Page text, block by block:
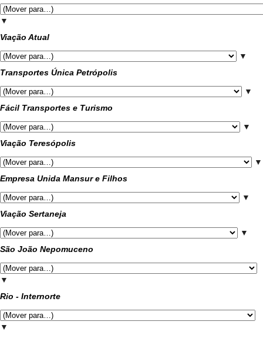
▼
Viação Atual
▼
Transportes Única Petrópolis
▼
Fácil Transportes e Turismo
▼
Viação Teresópolis
▼
Empresa Unida Mansur e Filhos
▼
Viação Sertaneja
▼
São João Nepomuceno
▼
Rio - Internorte
▼